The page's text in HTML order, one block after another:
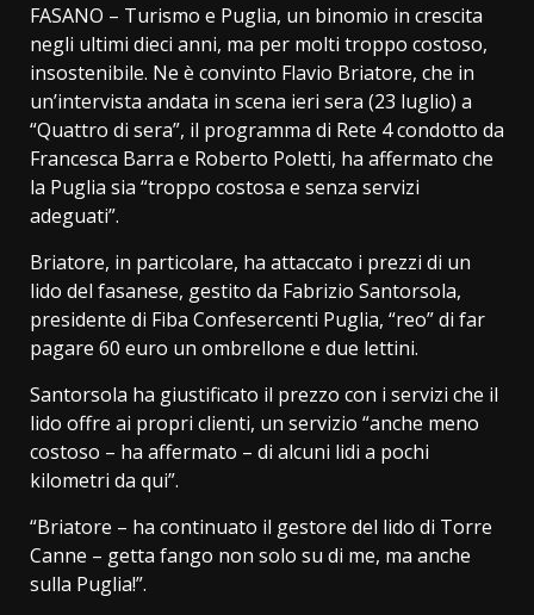
FASANO – Turismo e Puglia, un binomio in crescita
negli ultimi dieci anni, ma per molti troppo costoso,
insostenibile. Ne è convinto Flavio Briatore, che in
un’intervista andata in scena ieri sera (23 luglio) a
“Quattro di sera”, il programma di Rete 4 condotto da
Francesca Barra e Roberto Poletti, ha affermato che
la Puglia sia “troppo costosa e senza servizi
adeguati”.
Briatore, in particolare, ha attaccato i prezzi di un
lido del fasanese, gestito da Fabrizio Santorsola,
presidente di Fiba Confesercenti Puglia, “reo” di far
pagare 60 euro un ombrellone e due lettini.
Santorsola ha giustificato il prezzo con i servizi che il
lido offre ai propri clienti, un servizio “anche meno
costoso – ha affermato – di alcuni lidi a pochi
kilometri da qui”.
“Briatore – ha continuato il gestore del lido di Torre
Canne – getta fango non solo su di me, ma anche
sulla Puglia!”.